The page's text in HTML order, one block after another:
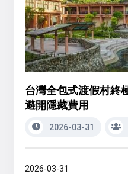
台灣全包式渡假村終
避開隱藏費用
2026-03-31
2026-03-31